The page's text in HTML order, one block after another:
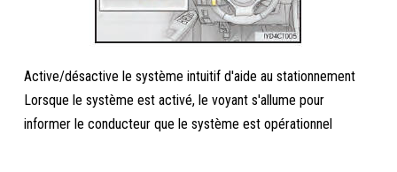
Active/désactive le système intuitif d'aide au stationnement
Lorsque le système est activé, le voyant s'allume pour
informer le conducteur que le système est opérationnel